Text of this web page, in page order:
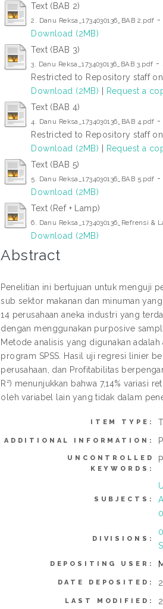
Text (BAB 2)
2. Danu Reksa_1734030136_BAB 2.pdf -
Download (2MB)
Text (BAB 3)
3. Danu Reksa_1734030136_BAB 3.pdf -
Restricted to Repository staff
Download (2MB) | Request a
Text (BAB 4)
4. Danu Reksa_1734030136_BAB 4.pdf -
Restricted to Repository staff
Download (2MB) | Request a
Text (BAB 5)
5. Danu Reksa_1734030136_BAB 5.pdf -
Download (2MB)
Text (Ref + Lamp)
6. Danu Reksa_1734030136_Refrensi &
Download (2MB)
Abstract
Penelitian ini bertujuan untuk menguji
sub sektor makanan dan minuman
14 perusahaan aneka industri yang
dengan menggunakan purposive
Metode analisis yang digunakan
program SPSS. Hasil uji regresi linier
perusahaan, dan Profitabilitas
R²) menunjukkan bahwa 7,14% variasi
oleh variabel lain yang tidak dalam
ITEM TYPE:
ADDITIONAL INFORMATION:
UNCONTROLLED
KEYWORDS:
SUBJECTS:
DIVISIONS:
DEPOSITING USER:
DATE DEPOSITED:
LAST MODIFIED: